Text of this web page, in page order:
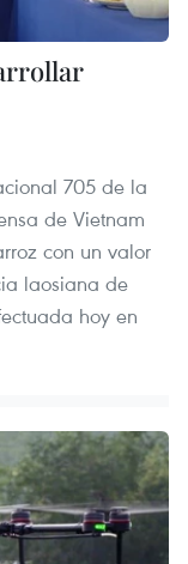
705 de la
de Vietnam
con un valor
laosiana de
hoy en